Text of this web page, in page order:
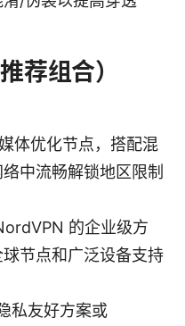
荐组合）
体优化节点，搭配混
中流畅解锁地区限制
的企业级方
节点和广泛设备支持
私友好方案或